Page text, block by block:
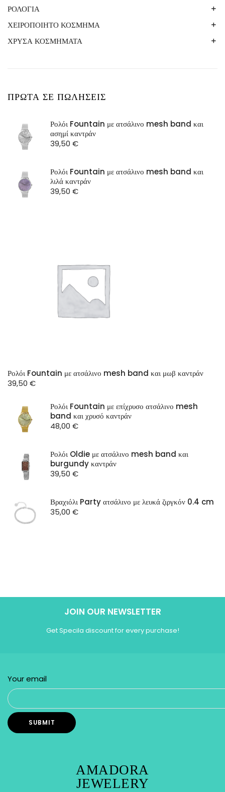
ΚΟΛΙΕ
ΡΟΛΟΓΙΑ
ΣΚΟΥΛΑΡΙΚΙΑ
ΒΡΑΧΙΟΛΙΑ
ΚΟΛΙΕ
ΡΟΛΟΓΙΑ
ΓΥΝΑΙΚΕΙΟ ΚΟΣΜΗΜΑ LUCA BARRA
ΒΡΑΧΙΟΛΙΑ
ΚΟΛΙΕ
ΒΡΑΧΙΟΛΙΑ
ΔΑΧΤΥΛΙΔΙΑ
ΚΟΛΙΕ
ΓΟΥΡΙΑ
ΕΙΚΟΝΕΣ
ΚΟΡΝΙΖΕΣ
ΡΟΛΟΓΙΑ
UNISEX
ΑΝΔΡΙΚΑ ΡΟΛΟΓΙΑ
OXETTE
ST Watch
ΧΕΙΡΟΠΟΙΗΤΟ ΚΟΣΜΗΜΑ
ΔΑΧΤΥΛΙΔΙΑ
ΧΡΥΣΑ ΚΟΣΜΗΜΑΤΑ
ΠΡΩΤΑ ΣΕ ΠΩΛΗΣΕΙΣ
Ρολόι Fountain με ατσάλινο mesh band και
ασημί καντράν
39,50 €
Ρολόι Fountain με ατσάλινο mesh band και
λιλά καντράν
39,50 €
Ρολόι Fountain με ατσάλινο mesh band και μωβ καντράν
39,50 €
Ρολόι Fountain με επίχρυσο ατσάλινο mesh
band και χρυσό καντράν
48,00 €
Ρολόι Oldie με ατσάλινο mesh band και
burgundy καντράν
39,50 €
Βραχιόλι Party ατσάλινο με λευκά ζιργκόν 0.4 cm
35,00 €
JOIN OUR NEWSLETTER
Get Specila discount for every purchase!
Your email
AMADORA
JEWELERY